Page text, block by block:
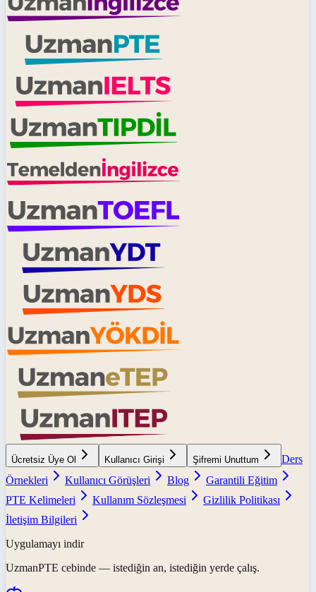
Ücretsiz Üye Ol Kullanıcı Girişi Şifremi Unuttum
Ders
Örnekleri
Kullanıcı Görüşleri Blog
Garantili Eğitim
PTE Kelimeleri
Kullanım Sözleşmesi
Gizlilik Politikası
İletişim Bilgileri
Uygulamayı indir
UzmanPTE cebinde — istediğin an, istediğin yerde çalış.